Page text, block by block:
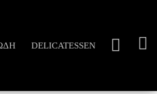
DELICATESSEN